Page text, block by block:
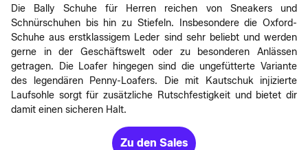
Die Bally Schuhe für Herren reichen von Sneakers und
Schnürschuhen bis hin zu Stiefeln. Insbesondere die Oxford-
Schuhe aus erstklassigem Leder sind sehr beliebt und werden
gerne in der Geschäftswelt oder zu besonderen Anlässen
getragen. Die Loafer hingegen sind die ungefütterte Variante
des legendären Penny-Loafers. Die mit Kautschuk injizierte
Laufsohle sorgt für zusätzliche Rutschfestigkeit und bietet dir
damit einen sicheren Halt.
Zu den Sales